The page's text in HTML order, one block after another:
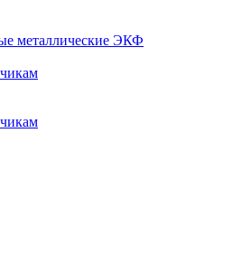
металлические ЭКФ